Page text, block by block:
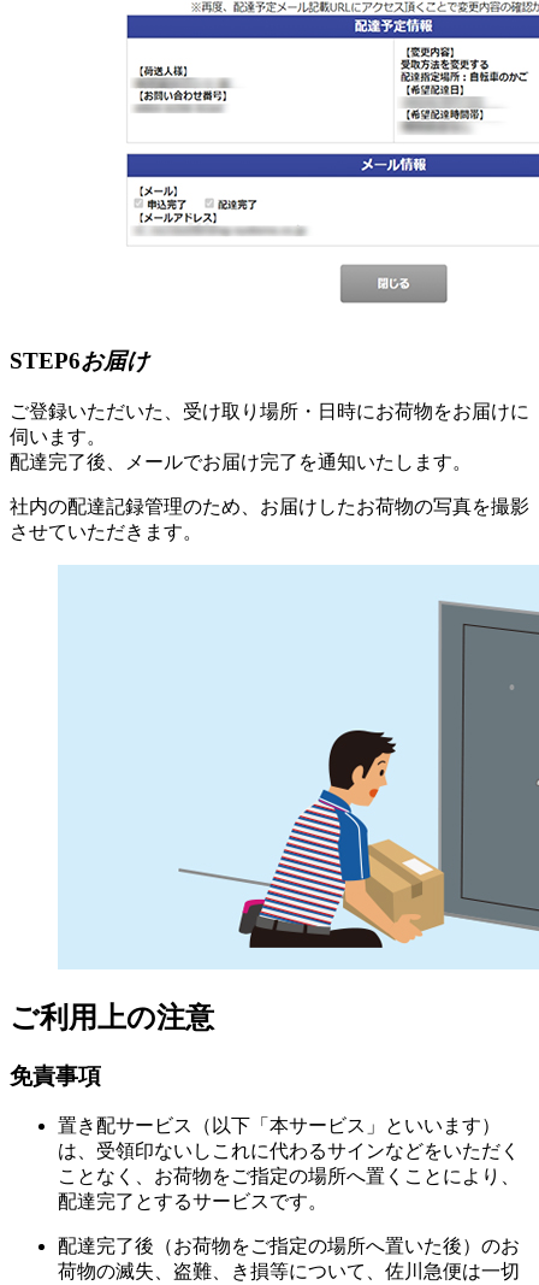
STEP6お届け
ご登録いただいた、受け取り場所・日時にお荷物をお届けに
伺います。
配達完了後、メールでお届け完了を通知いたします。
社内の配達記録管理のため、お届けしたお荷物の写真を撮影
させていただきます。
ご利用上の注意
免責事項
置き配サービス（以下「本サービス」といいます）
は、受領印ないしこれに代わるサインなどをいただく
ことなく、お荷物をご指定の場所へ置くことにより、
配達完了とするサービスです。
配達完了後（お荷物をご指定の場所へ置いた後）のお
荷物の滅失、盗難、き損等について、佐川急便は一切